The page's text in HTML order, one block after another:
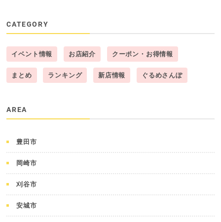
CATEGORY
イベント情報 お店紹介 クーポン・お得情報
まとめ ランキング 新店情報 ぐるめさんぽ
AREA
豊田市
岡崎市
刈谷市
安城市